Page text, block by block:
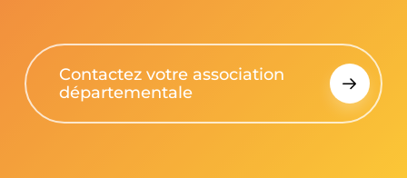
Contactez votre association
départementale